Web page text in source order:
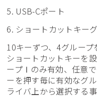
5. USB-Cポート
6. ショートカットキー
10キーずつ、4グルー
ショートカットキーを
ープⅠのみ有効、任意
ーを押す毎に有効なグ
ライバ上から選択する